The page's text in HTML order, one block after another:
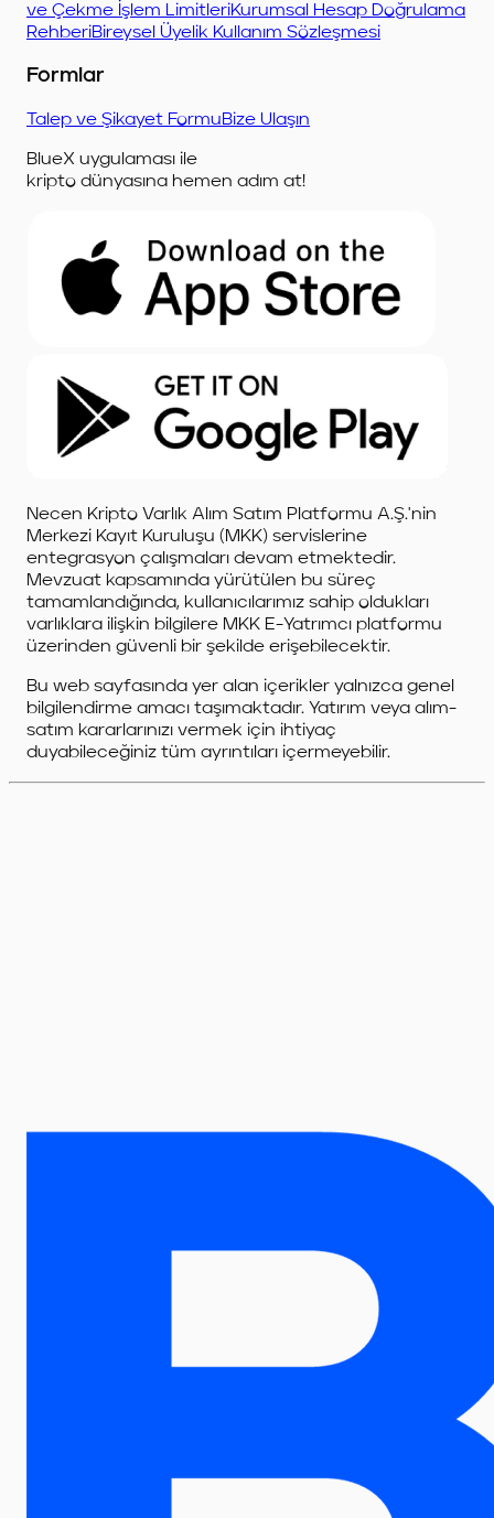
ve Çekme İşlem LimitleriKurumsal Hesap Doğrulama
RehberiBireysel Üyelik Kullanım Sözleşmesi
Formlar
Talep ve Şikayet FormuBize Ulaşın
BlueX uygulaması ile
kripto dünyasına hemen adım at!
Necen Kripto Varlık Alım Satım Platformu A.Ş.'nin
Merkezi Kayıt Kuruluşu (MKK) servislerine
entegrasyon çalışmaları devam etmektedir.
Mevzuat kapsamında yürütülen bu süreç
tamamlandığında, kullanıcılarımız sahip oldukları
varlıklara ilişkin bilgilere MKK E-Yatrımcı platformu
üzerinden güvenli bir şekilde erişebilecektir.
Bu web sayfasında yer alan içerikler yalnızca genel
bilgilendirme amacı taşımaktadır. Yatırım veya alım-
satım kararlarınızı vermek için ihtiyaç
duyabileceğiniz tüm ayrıntıları içermeyebilir.